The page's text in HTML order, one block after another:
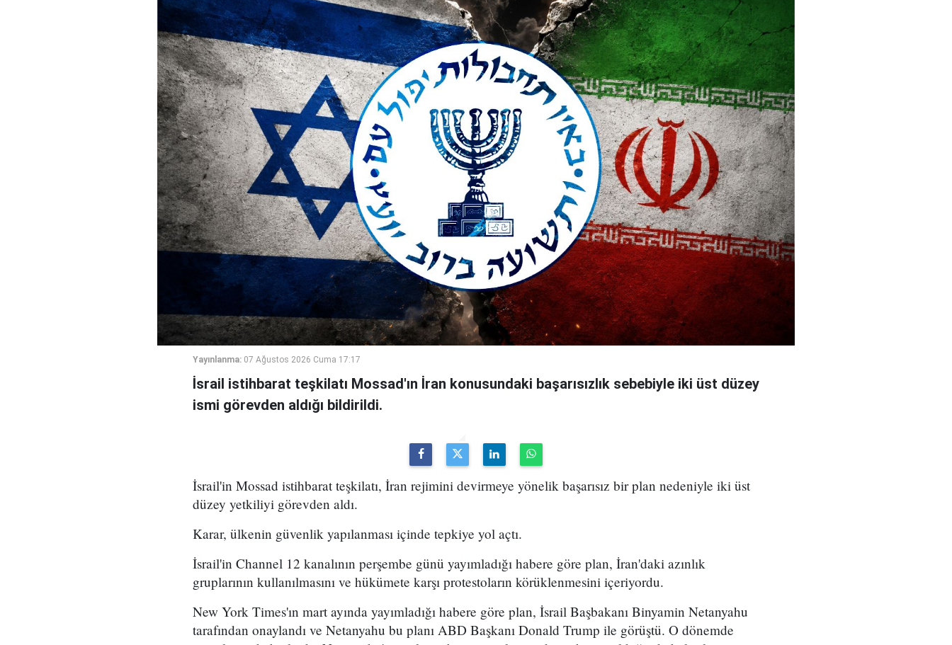
Yayınlanma: 07 Ağustos 2026 Cuma 17:17
İsrail istihbarat teşkilatı Mossad'ın İran konusundaki başarısızlık sebebiyle iki üst düzey
ismi görevden aldığı bildirildi.
İsrail'in Mossad istihbarat teşkilatı, İran rejimini devirmeye yönelik başarısız bir plan nedeniyle iki üst
düzey yetkiliyi görevden aldı.
Karar, ülkenin güvenlik yapılanması içinde tepkiye yol açtı.
İsrail'in Channel 12 kanalının perşembe günü yayımladığı habere göre plan, İran'daki azınlık
gruplarının kullanılmasını ve hükümete karşı protestoların körüklenmesini içeriyordu.
New York Times'ın mart ayında yayımladığı habere göre plan, İsrail Başbakanı Binyamin Netanyahu
tarafından onaylandı ve Netanyahu bu planı ABD Başkanı Donald Trump ile görüştü. O dönemde